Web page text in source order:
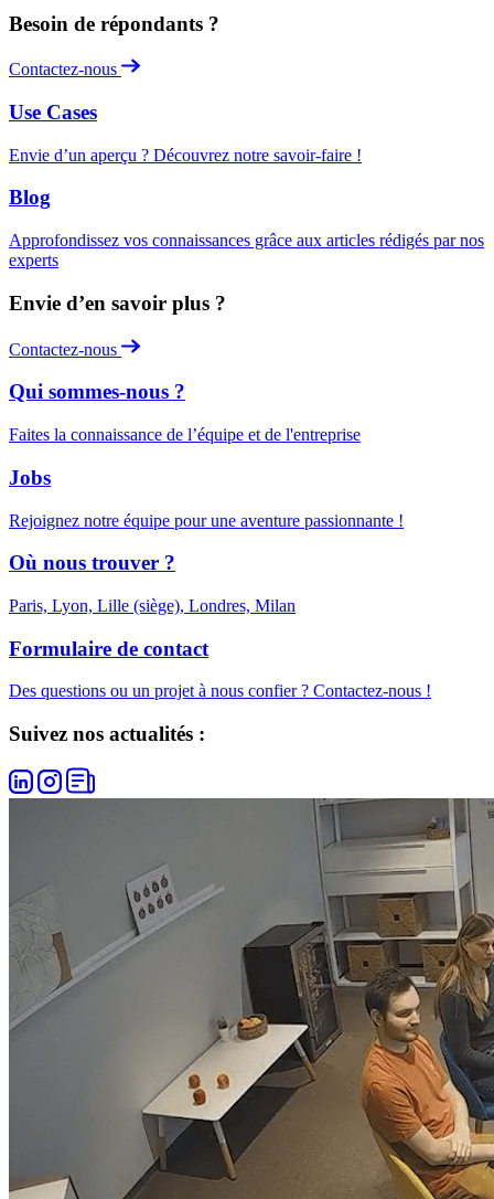
Besoin de répondants ?
Contactez-nous
Use Cases
Envie d’un aperçu ? Découvrez notre savoir-faire !
Blog
Approfondissez vos connaissances grâce aux articles rédigés par nos
experts
Envie d’en savoir plus ?
Contactez-nous
Qui sommes-nous ?
Faites la connaissance de l’équipe et de l'entreprise
Jobs
Rejoignez notre équipe pour une aventure passionnante !
Où nous trouver ?
Paris, Lyon, Lille (siège), Londres, Milan
Formulaire de contact
Des questions ou un projet à nous confier ? Contactez-nous !
Suivez nos actualités :